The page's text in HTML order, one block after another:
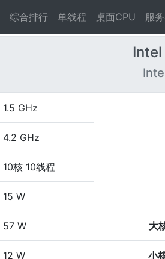
综合排行 单线程 桌面CPU 服
1.5 GHz
4.2 GHz
10核 10线程
15 W
57 W 大
12 W 小